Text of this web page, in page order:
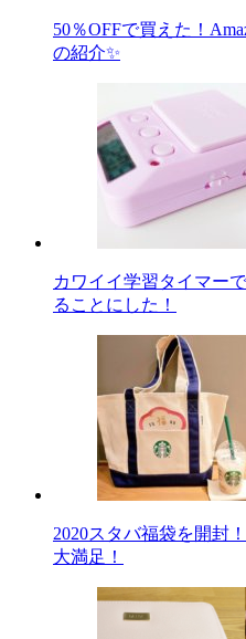
50％OFFで買えた！
の紹介✨
カワイイ学習タイマー
ることにした！
2020スタバ福袋を開封
大満足！